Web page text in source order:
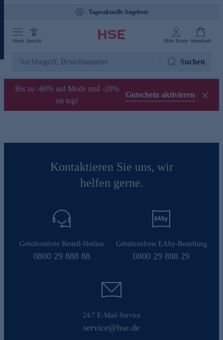
Tagesaktuelle Angebote
Menü Ansicht Mein Konto Warenkorb
Suchen
Bis zu -60% auf Mode und -20%
on top!
Gutschein aktivieren
Kontaktieren Sie uns, wir
helfen gerne.
Gebührenfreie Bestell-Hotline
0800 29 888 88
Gebührenfreie EASy-Bestellung
0800 29 888 29
24/7 E-Mail-Service
service@hse.de